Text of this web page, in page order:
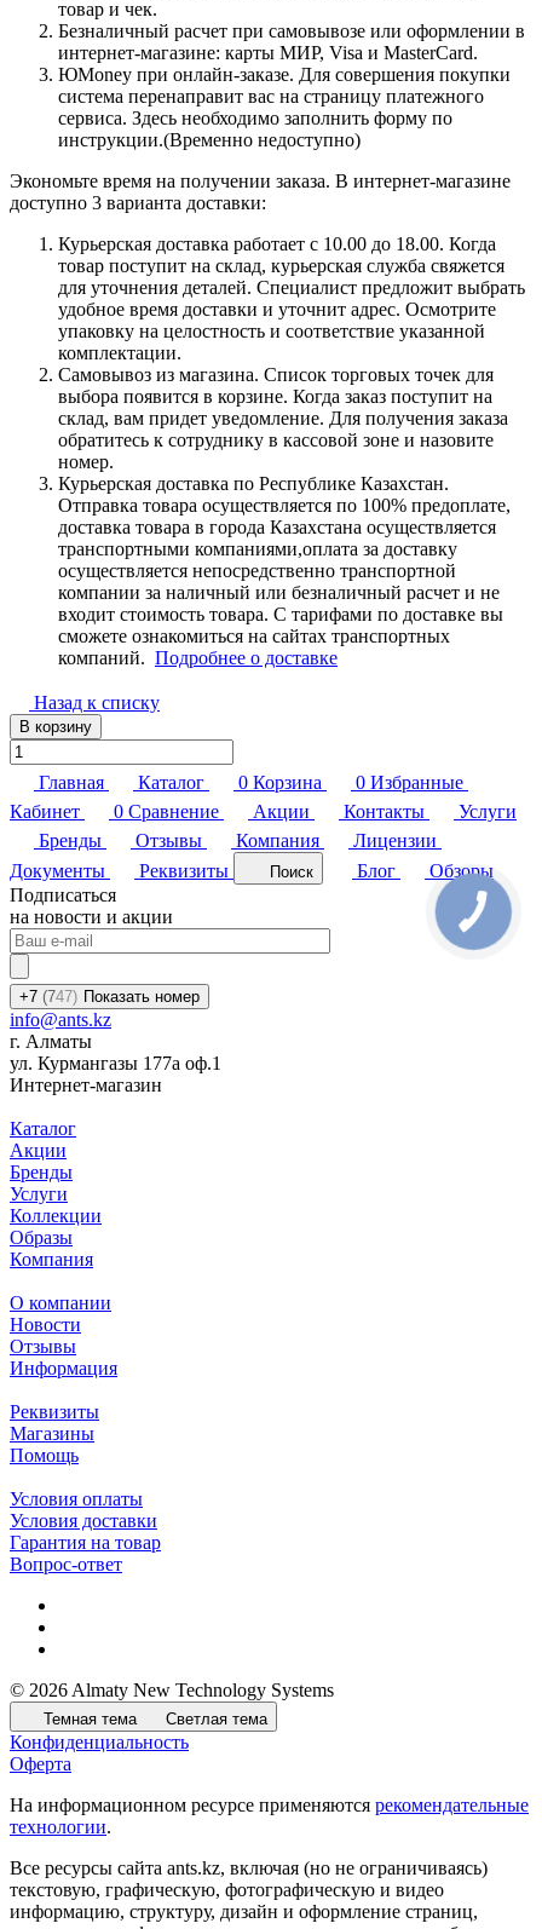
товар и чек.
Безналичный расчет при самовывозе или оформлении в
интернет-магазине: карты МИР, Visa и MasterCard.
ЮMoney при онлайн-заказе. Для совершения покупки
система перенаправит вас на страницу платежного
сервиса. Здесь необходимо заполнить форму по
инструкции.(Временно недоступно)
Экономьте время на получении заказа. В интернет-магазине
доступно 3 варианта доставки:
Курьерская доставка работает с 10.00 до 18.00. Когда
товар поступит на склад, курьерская служба свяжется
для уточнения деталей. Специалист предложит выбрать
удобное время доставки и уточнит адрес. Осмотрите
упаковку на целостность и соответствие указанной
комплектации.
Самовывоз из магазина. Список торговых точек для
выбора появится в корзине. Когда заказ поступит на
склад, вам придет уведомление. Для получения заказа
обратитесь к сотруднику в кассовой зоне и назовите
номер.
Курьерская доставка по Республике Казахстан.
Отправка товара осуществляется по 100% предоплате,
доставка товара в города Казахстана осуществляется
транспортными компаниями,оплата за доставку
осуществляется непосредственно транспортной
компании за наличный или безналичный расчет и не
входит стоимость товара. С тарифами по доставке вы
сможете ознакомиться на сайтах транспортных
компаний. Подробнее о доставке
Назад к списку
В корзину
Главная Каталог 0 Корзина 0 Избранные
Кабинет
0 Сравнение Акции Контакты
Услуги
Бренды
Отзывы Компания
Лицензии
Документы
Реквизиты Поиск Блог
Обзоры
Подписаться
на новости и акции
+7 (747) Показать номер
info@ants.kz
г. Алматы
ул. Курмангазы 177а оф.1
Интернет-магазин
Каталог
Акции
Бренды
Услуги
Коллекции
Образы
Компания
О компании
Новости
Отзывы
Информация
Реквизиты
Магазины
Помощь
Условия оплаты
Условия доставки
Гарантия на товар
Вопрос-ответ
© 2026 Almaty New Technology Systems
Темная тема Светлая тема
Конфиденциальность
Оферта
На информационном ресурсе применяются рекомендательные
технологии.
Все ресурсы сайта ants.kz, включая (но не ограничиваясь)
текстовую, графическую, фотографическую и видео
информацию, структуру, дизайн и оформление страниц,